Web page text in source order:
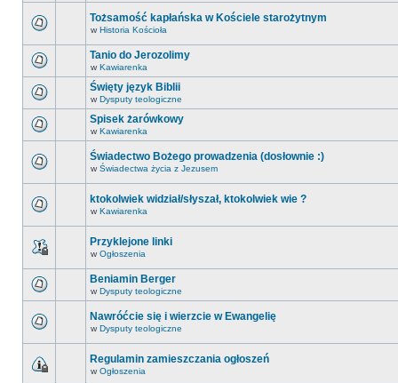
Tożsamość kapłańska w Kościele starożytnym
w Historia Kościoła
Tanio do Jerozolimy
w Kawiarenka
Święty język Biblii
w Dysputy teologiczne
Spisek żarówkowy
w Kawiarenka
Świadectwo Bożego prowadzenia (dosłownie :)
w Świadectwa życia z Jezusem
ktokolwiek widział/słyszał, ktokolwiek wie ?
w Kawiarenka
Przyklejone linki
w Ogłoszenia
Beniamin Berger
w Dysputy teologiczne
Nawróćcie się i wierzcie w Ewangelię
w Dysputy teologiczne
Regulamin zamieszczania ogłoszeń
w Ogłoszenia